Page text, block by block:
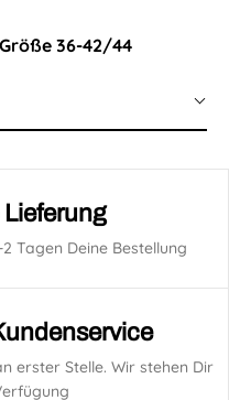
36-42/44
Tagen Deine Bestellung
erster Stelle. Wir stehen Dir